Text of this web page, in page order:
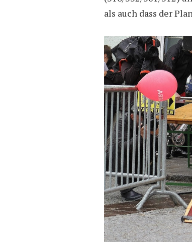
als auch dass der